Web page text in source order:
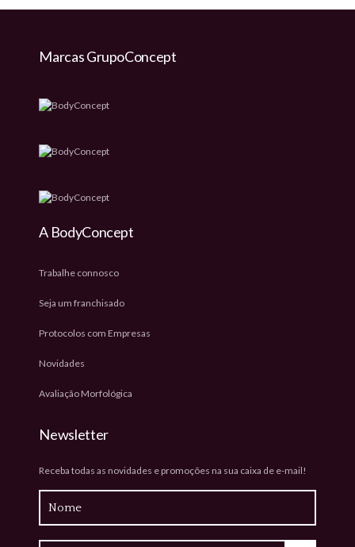
Marcas GrupoConcept
A BodyConcept
Trabalhe connosco
Seja um franchisado
Protocolos com Empresas
Novidades
Avaliação Morfológica
Newsletter
Receba todas as novidades e promoções na sua caixa de e-mail!